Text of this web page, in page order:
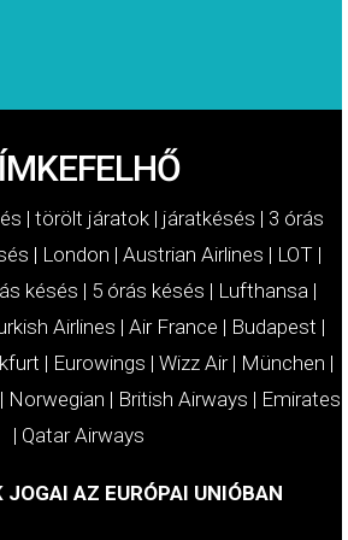
| törölt járatok | járatkésés | 3 órás
| London | Austrian Airlines | LOT|
késés | 5 órás késés | Lufthansa|
Airlines | Air France | Budapest |
| Eurowings | Wizz Air| München |
| Norwegian | British Airways | Emirates
| Qatar Airways
JOGAI AZ EURÓPAI UNIÓBAN